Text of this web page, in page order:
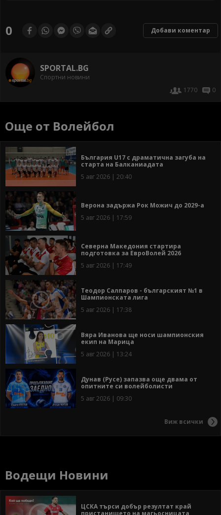
0 Добави коментар
SPORTAL.BG
Спортни новини
1770
0
Още от Волейбол
България U17 с драматична загуба на
старта на Балканиадата
5 авг 2026 | 20:40
Верона задържа Рок Можич до 2029-а
5 авг 2026 | 17:59
Северна Македония стартира
подготовка за ЕвроВолей 2026
5 авг 2026 | 17:49
Теодор Салпаров - българският №1 в
Шампионската лига
5 авг 2026 | 17:38
Вяра Иванова ще носи шампионския
екип на Марица
5 авг 2026 | 13:24
Дунав (Русе) запазва още двама от
опитните си волейболисти
5 авг 2026 | 09:30
Виж всички
Водещи Новини
ЦСКА търси добър резултат край
пристанището на магьосницата